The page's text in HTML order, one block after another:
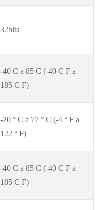
32bits
-40 C a 85 C (-40 C F a
185 C F)
-20 ° C a 77 ° C (-4 ° F a
122 ° F)
-40 C a 85 C (-40 C F a
185 C F)